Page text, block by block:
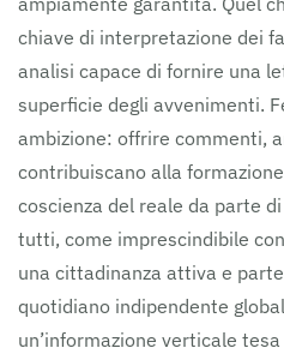
chiave di interpretazione dei
analisi capace di fornire una
superficie degli avvenimenti.
ambizione: offrire commenti,
contribuiscano alla
coscienza del reale da parte
tutti, come imprescindibile
una cittadinanza attiva e
quotidiano indipendente
un’informazione verticale